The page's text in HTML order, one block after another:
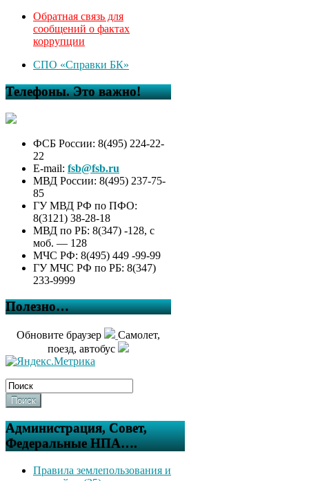
Обратная связь для
сообщений о фактах
коррупции
СПО «Справки БК»
Телефоны. Это важно!
ФСБ России: 8(495) 224-22-
22
E-mail: fsb@fsb.ru
МВД России: 8(495) 237-75-
85
ГУ МВД РФ по ПФО:
8(3121) 38-28-18
МВД по РБ: 8(347) -128, с
моб. — 128
МЧС РФ: 8(495) 449 -99-99
ГУ МЧС РФ по РБ: 8(347)
233-9999
Полезно…
Обновите браузер
Самолет,
поезд, автобус
Поиск
Администрация, Совет,
Федеральные НПА….
Правила землепользования и